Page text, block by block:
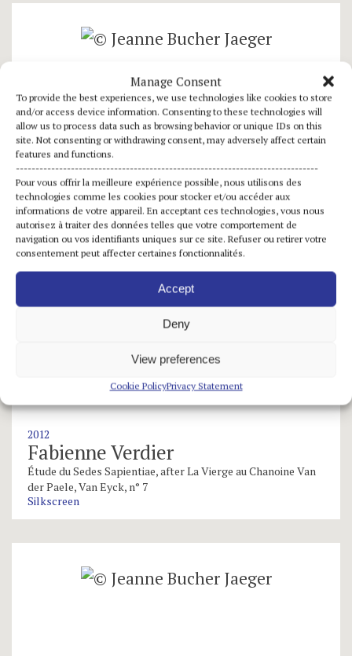
Manage Consent
To provide the best experiences, we use technologies like cookies to store
and/or access device information. Consenting to these technologies will
allow us to process data such as browsing behavior or unique IDs on this
site. Not consenting or withdrawing consent, may adversely affect certain
features and functions.
-----------------------------------------------------------------------------
Pour vous offrir la meilleure expérience possible, nous utilisons des
technologies comme les cookies pour stocker et/ou accéder aux
informations de votre appareil. En acceptant ces technologies, vous nous
autorisez à traiter des données telles que votre comportement de
navigation ou vos identifiants uniques sur ce site. Refuser ou retirer votre
consentement peut affecter certaines fonctionnalités.
Accept
Deny
View preferences
Cookie PolicyPrivacy Statement
2012
Fabienne Verdier
Étude du Sedes Sapientiae, after La Vierge au Chanoine Van
der Paele, Van Eyck, n° 7
Silkscreen